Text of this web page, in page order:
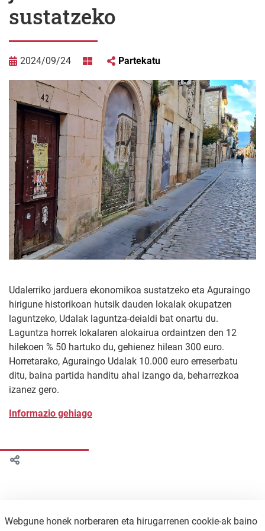
sustatzeko
2024/09/24 Partekatu
Udalerriko jarduera ekonomikoa sustatzeko eta Aguraingo
hirigune historikoan hutsik dauden lokalak okupatzen
laguntzeko, Udalak laguntza-deialdi bat onartu du.
Laguntza horrek lokalaren alokairua ordaintzen den 12
hilekoen % 50 hartuko du, gehienez hilean 300 euro.
Horretarako, Aguraingo Udalak 10.000 euro erreserbatu
ditu, baina partida handitu ahal izango da, beharrezkoa
izanez gero.
Informazio gehiago
Webgune honek norberaren eta hirugarrenen cookie-ak baino